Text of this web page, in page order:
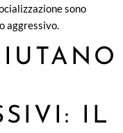
sono
aggressivo.
IL